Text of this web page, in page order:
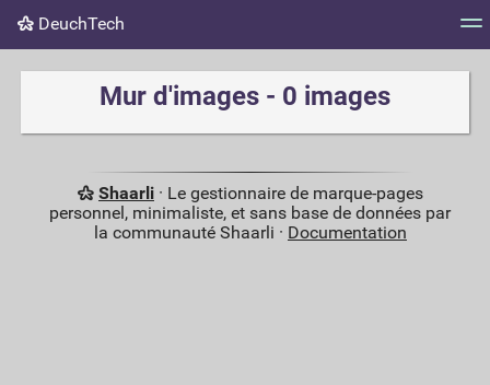
DeuchTech
Nuage de tags Mur d'images Quotidien Flux
Mur d'images - 0 images
Shaarli· Le gestionnaire de marque-pages
personnel, minimaliste, et sans base de données par
la communauté Shaarli · Documentation